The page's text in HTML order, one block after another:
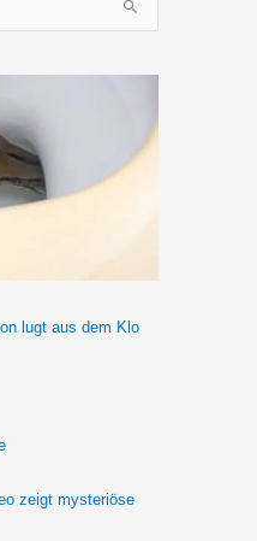
lugt aus dem Klo